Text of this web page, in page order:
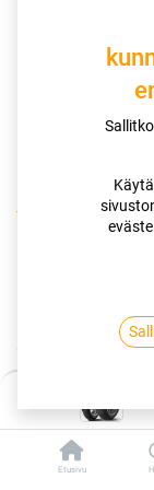
Etusivu
Kauppa
190/50R17
190/
275,00€/ kpl